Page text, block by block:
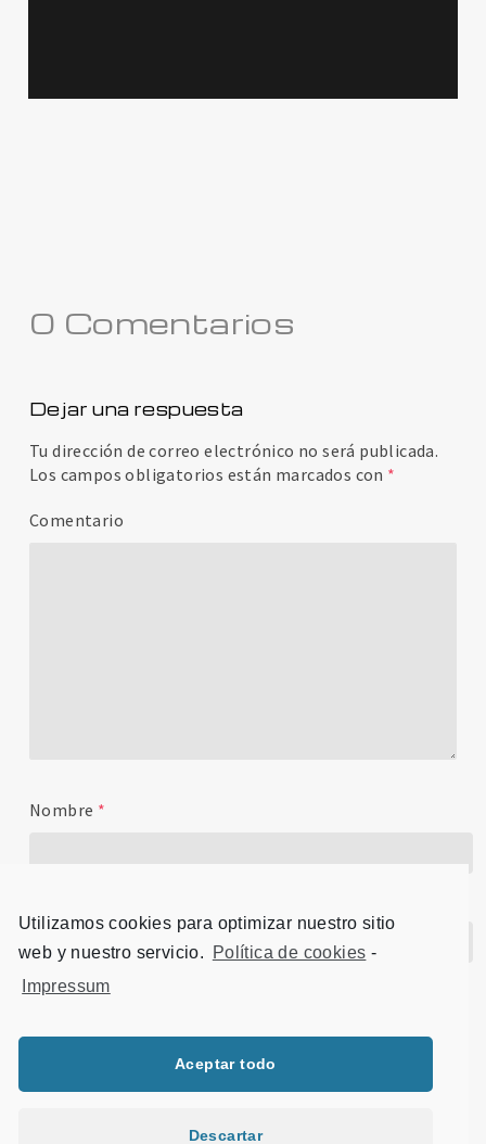
0 Comentarios
Dejar una respuesta
Tu dirección de correo electrónico no será publicada.
Los campos obligatorios están marcados con *
Comentario
Nombre *
Sitio web
Utilizamos cookies para optimizar nuestro sitio
web y nuestro servicio.
Política de cookies -
Impressum
Aceptar todo
Descartar